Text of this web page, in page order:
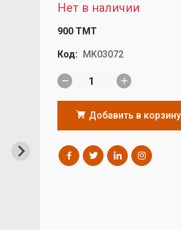
Нет в наличии
900 TMT
Код: MK03072
Добавить в корзину